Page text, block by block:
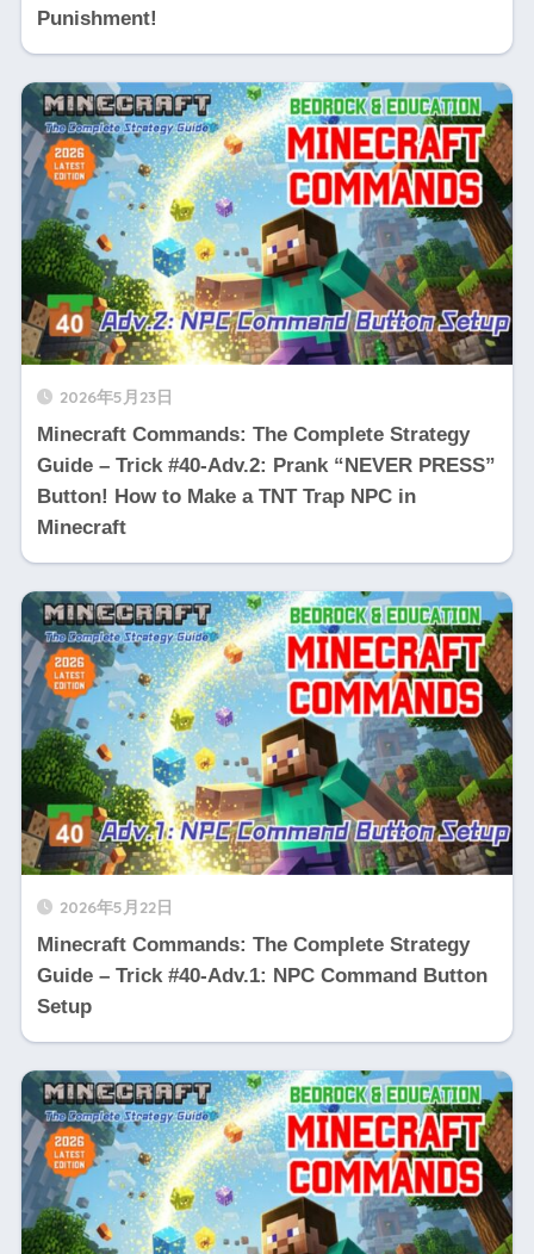
Punishment!
2026年5月23日
Minecraft Commands: The Complete Strategy
Guide – Trick #40-Adv.2: Prank “NEVER PRESS”
Button! How to Make a TNT Trap NPC in
Minecraft
2026年5月22日
Minecraft Commands: The Complete Strategy
Guide – Trick #40-Adv.1: NPC Command Button
Setup